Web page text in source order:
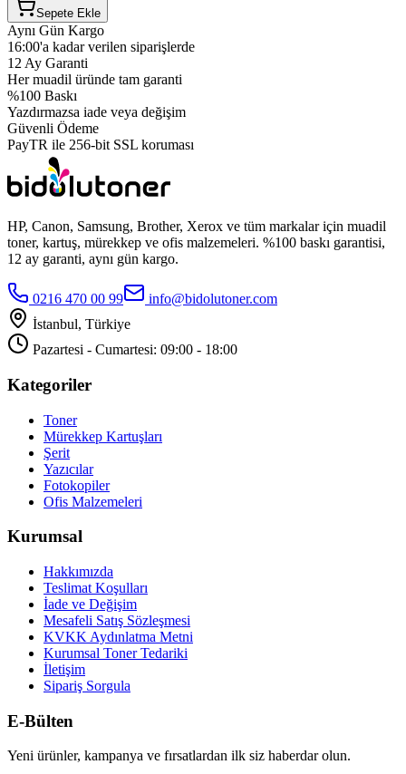
Sepete Ekle
Aynı Gün Kargo
16:00'a kadar verilen siparişlerde
12 Ay Garanti
Her muadil üründe tam garanti
%100 Baskı
Yazdırmazsa iade veya değişim
Güvenli Ödeme
PayTR ile 256-bit SSL koruması
HP, Canon, Samsung, Brother, Xerox ve tüm markalar için muadil
toner, kartuş, mürekkep ve ofis malzemeleri. %100 baskı garantisi,
12 ay garanti, aynı gün kargo.
0216 470 00 99
info@bidolutoner.com
İstanbul, Türkiye
Pazartesi - Cumartesi: 09:00 - 18:00
Kategoriler
Toner
Mürekkep Kartuşları
Şerit
Yazıcılar
Fotokopiler
Ofis Malzemeleri
Kurumsal
Hakkımızda
Teslimat Koşulları
İade ve Değişim
Mesafeli Satış Sözleşmesi
KVKK Aydınlatma Metni
Kurumsal Toner Tedariki
İletişim
Sipariş Sorgula
E-Bülten
Yeni ürünler, kampanya ve fırsatlardan ilk siz haberdar olun.